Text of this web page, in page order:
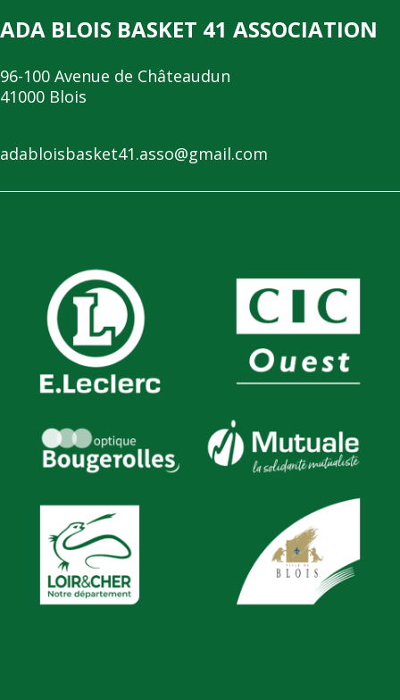
ADA BLOIS BASKET 41 ASSOCIATION
96-100 Avenue de Châteaudun
41000 Blois
adabloisbasket41.asso@gmail.com